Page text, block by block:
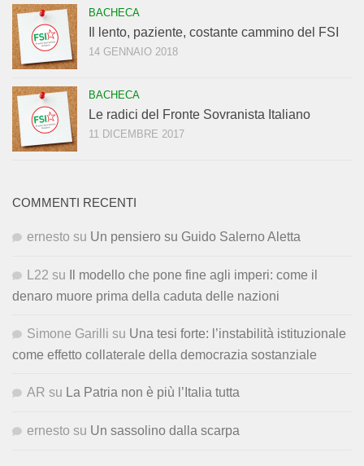
BACHECA
Il lento, paziente, costante cammino del FSI
14 GENNAIO 2018
BACHECA
Le radici del Fronte Sovranista Italiano
11 DICEMBRE 2017
COMMENTI RECENTI
ernesto su Un pensiero su Guido Salerno Aletta
L22 su
Il modello che pone fine agli imperi: come il
denaro muore prima della caduta delle nazioni
Simone Garilli su Una tesi forte: l’instabilità istituzionale
come effetto collaterale della democrazia sostanziale
AR su La Patria non è più l’Italia tutta
ernesto su Un sassolino dalla scarpa